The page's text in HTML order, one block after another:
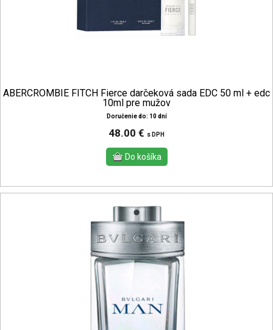
ABERCROMBIE FITCH Fierce darčeková sada EDC 50 ml + edc
10ml pre mužov
Doručenie do: 10 dní
48.00 € s DPH